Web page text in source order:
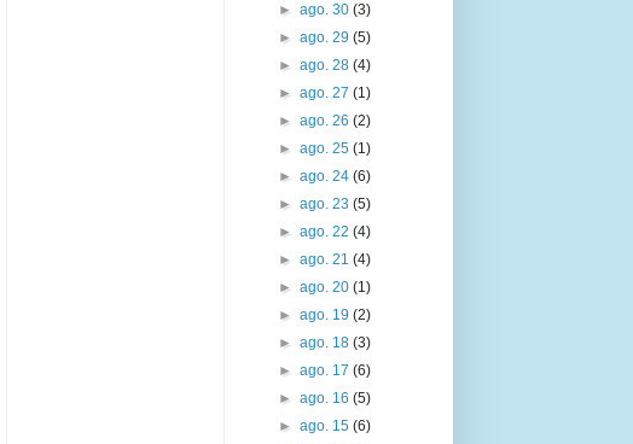
► ago. 30 (3)
► ago. 29 (5)
► ago. 28 (4)
► ago. 27 (1)
► ago. 26 (2)
► ago. 25 (1)
► ago. 24 (6)
► ago. 23 (5)
► ago. 22 (4)
► ago. 21 (4)
► ago. 20 (1)
► ago. 19 (2)
► ago. 18 (3)
► ago. 17 (6)
► ago. 16 (5)
► ago. 15 (6)